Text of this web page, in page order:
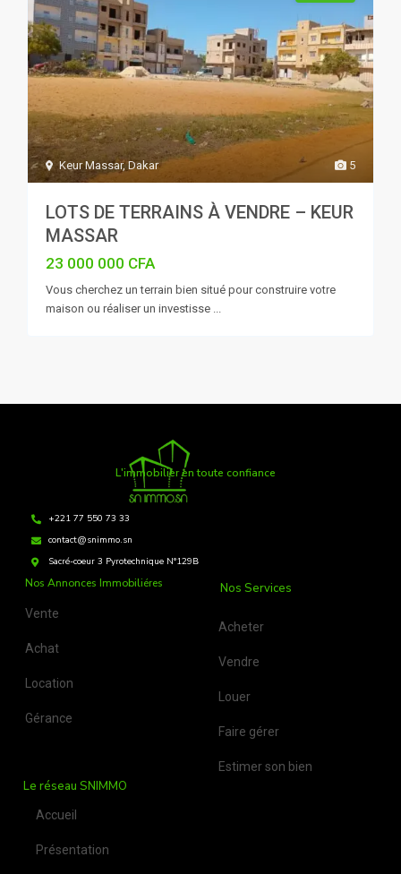
5
Keur Massar,Dakar
LOTS DE TERRAINS À VENDRE – KEUR
MASSAR
23 000 000 CFA
Vous cherchez un terrain bien situé pour construire votre
maison ou réaliser un investisse
L'immobilier en toute confiance
+221 77 550 73 33
contact@snimmo.sn
Sacré-coeur 3 Pyrotechnique N°129B
Nos Annonces Immobiliéres
Vente
Achat
Location
Gérance
Nos Services
Acheter
Vendre
Louer
Faire gérer
Estimer son bien
Le réseau SNIMMO
Accueil
Présentation